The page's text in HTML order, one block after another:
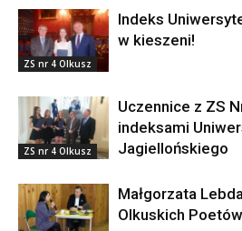
ZS nr 4 Olkusz
Indeks
w kieszeni!
ZS nr 4 Olkusz
Uczennice z ZS
indeksami
Jagiellońskiego
Małgorzata
Olkuskich Poetów